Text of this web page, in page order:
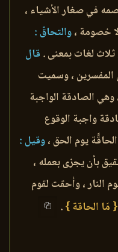
في صغار الأشياء ،
خصومة ،والتحاقّ :
لغات بمعنى . قال
، وسميت
وهي الصادقة الواجبة
واجبة الوقوع
الحاقَّة يوم الحق ،وقيل :
بأن يجزى بعمله ،
النار ، وأحقت لقوم
{ مَا الحاقة }.